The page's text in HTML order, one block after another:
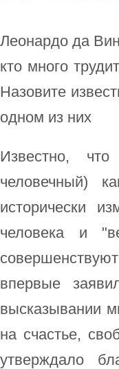
Леонардо да
кто много
Назовите
одном из них
Известно,
человечный)
исторически
человека и
впервые
высказывании
на счастье,
утверждало